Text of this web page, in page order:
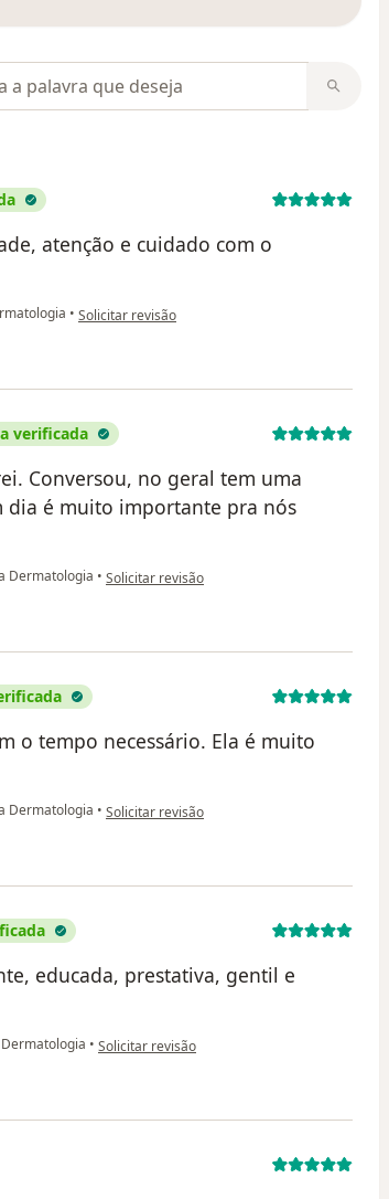
em opiniões
atenção e cuidado com o
• na opinião do utilizador Grace Coimbra
Solicitar revisão
verificada
Conversou, no geral tem uma
dia é muito importante pra nós
Dermatologia • na opinião do utilizador José Iago G dos Santos.
Solicitar revisão
o tempo necessário. Ela é muito
Dermatologia • na opinião do utilizador Alexandre Campello
Solicitar revisão
educada, prestativa, gentil e
• na opinião do utilizador Anicia C. D. Nunes
Solicitar revisão